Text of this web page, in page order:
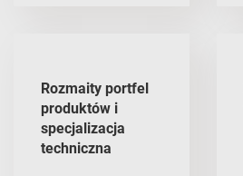
Rozmaity portfel
produktów i
specjalizacja
techniczna